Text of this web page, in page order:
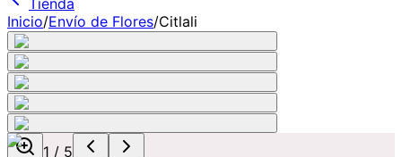
Tienda
Inicio/Envío de Flores/Citlali
1 / 5